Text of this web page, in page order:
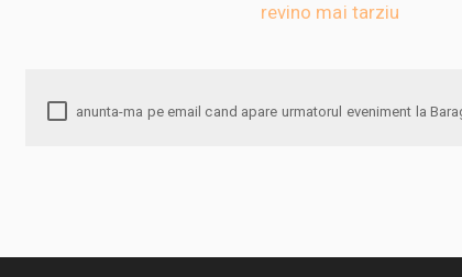
revino mai tarziu
anunta-ma pe email cand